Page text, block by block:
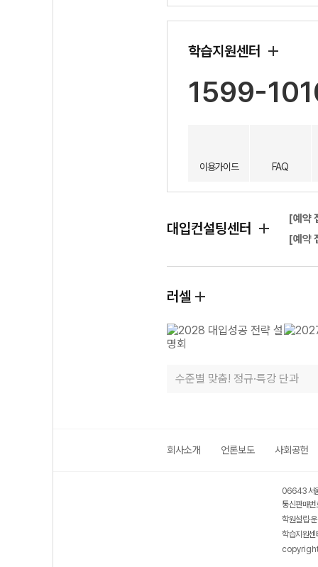
학습지원센터
1599-
이용가이드 FAQ
대입컨설팅센터
[예약
[예약
러셀
수준별 맞춤! 정규·특강 단과
회사소개 언론보도 사회공헌
06643 서
통신판매
학원설립·
학습지원